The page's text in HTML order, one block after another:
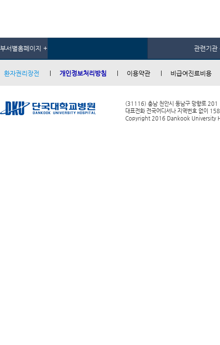
부서별홈페이지 + 관련기관
환자권리장전 개인정보처리방침 이용약관 비급여진료비용
(31116) 충남 천안시 동남구 망향로 201
대표전화 전국어디서나 지역번호 없이
Copyright 2016 Dankook University